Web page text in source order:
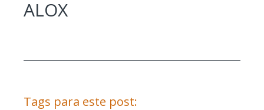
ALOX
Tags para este post: